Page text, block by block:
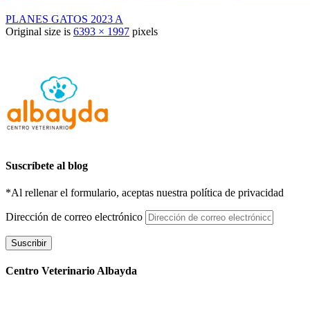
PLANES GATOS 2023 A
Original size is 6393 × 1997 pixels
Suscríbete al blog
*Al rellenar el formulario, aceptas nuestra política de privacidad
Dirección de correo electrónico
Suscribir
Centro Veterinario Albayda